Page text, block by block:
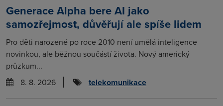
Generace Alpha bere AI jako
samozřejmost, důvěřují ale spíše lidem
Pro děti narozené po roce 2010 není umělá inteligence
novinkou, ale běžnou součástí života. Nový americký
průzkum...
8. 8. 2026
telekomunikace